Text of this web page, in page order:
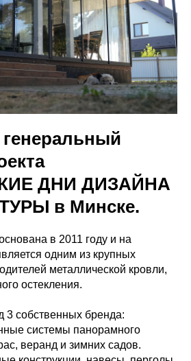
ДНИ ДИЗАЙНА
в Минске.
в 2011 году и на
одним из крупных
металлической кровли,
остекления.
3 собственных бренда:
системы панорамного
веранд и зимних садов.